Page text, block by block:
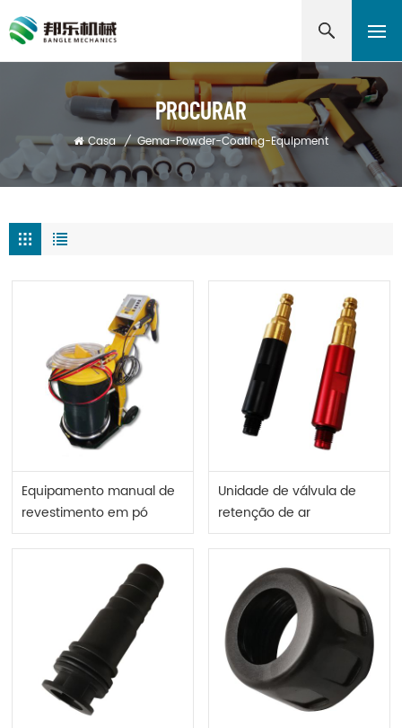
PROCURAR
Casa / Gema-Powder-Coating-Equipment
Equipamento manual de
revestimento em pó
Optiflex 2 F.
Unidade de válvula de
retenção de ar
suplementar